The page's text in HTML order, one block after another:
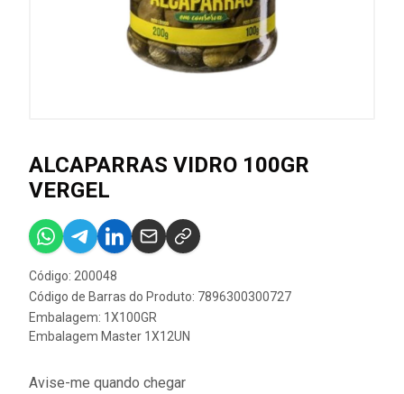
ALCAPARRAS VIDRO 100GR
VERGEL
Código: 200048
Código de Barras do Produto: 7896300300727
Embalagem: 1X100GR
Embalagem Master 1X12UN
Avise-me quando chegar